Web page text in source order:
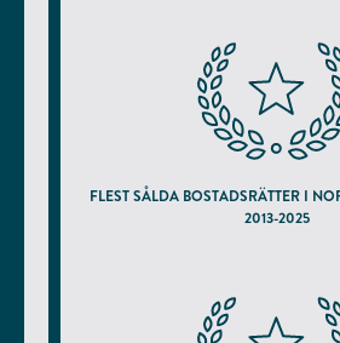
FLEST SÅLDA BOSTADSRÄTTER I
2013-2025